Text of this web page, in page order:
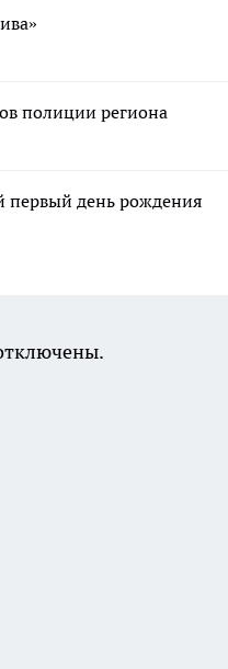
полиции региона
первый день рождения